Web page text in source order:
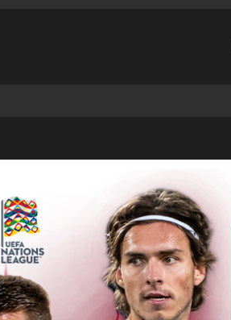
Spēlētāja maiņa